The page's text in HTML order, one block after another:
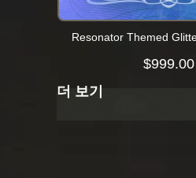
Resonator Themed
$999.00
더 보기